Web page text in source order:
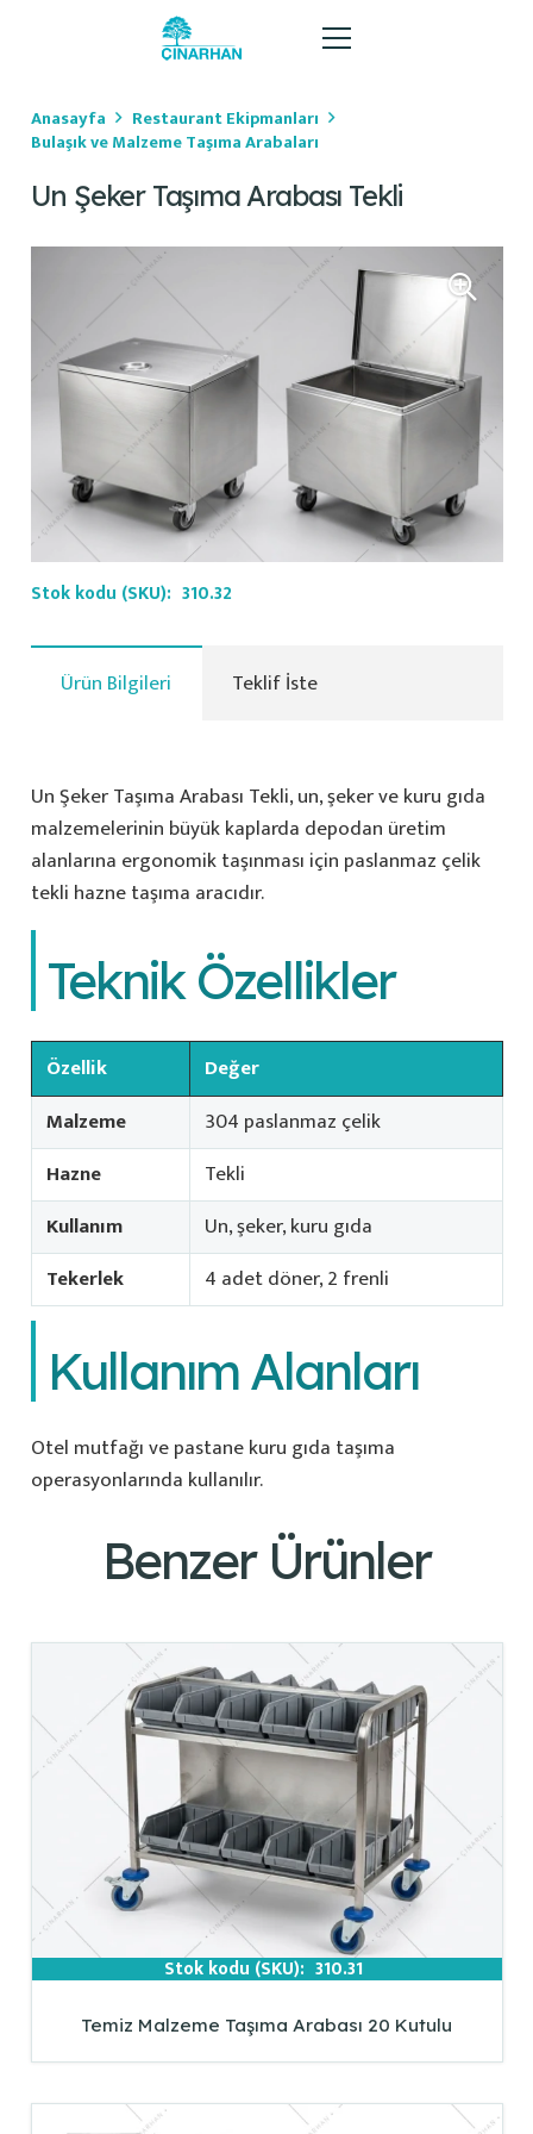
Anasayfa
Restaurant Ekipmanları
Bulaşık ve Malzeme Taşıma Arabaları
Un Şeker Taşıma Arabası Tekli
Stok kodu (SKU): 310.32
Ürün Bilgileri Teklif İste
Un Şeker Taşıma Arabası Tekli, un, şeker ve kuru gıda
malzemelerinin büyük kaplarda depodan üretim
alanlarına ergonomik taşınması için paslanmaz çelik
tekli hazne taşıma aracıdır.
Teknik Özellikler
Özellik
Değer
Malzeme
304 paslanmaz çelik
Hazne
Tekli
Kullanım
Un, şeker, kuru gıda
Tekerlek
4 adet döner, 2 frenli
Kullanım Alanları
Otel mutfağı ve pastane kuru gıda taşıma
operasyonlarında kullanılır.
Benzer Ürünler
Stok kodu (SKU): 310.31
Temiz Malzeme Taşıma Arabası 20 Kutulu